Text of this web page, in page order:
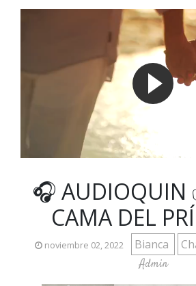
🎧 AUDIOQUIN
CAMA DEL
noviembre 02, 2022 Bianca
Admin